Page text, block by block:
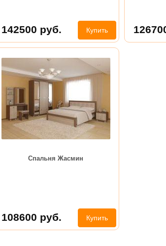
142500 руб. Купить
Спальня Жасмин
108600 руб. Купить